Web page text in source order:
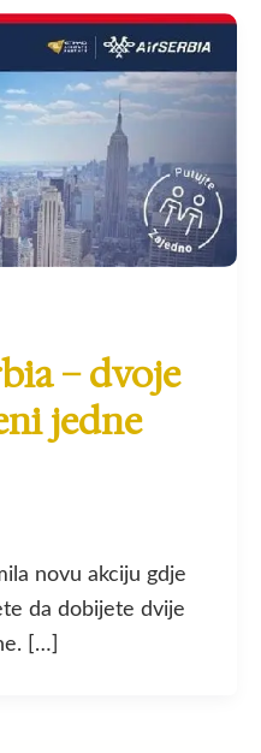
– dvoje
jedne
novu akciju gdje
da dobijete dvije
[…]